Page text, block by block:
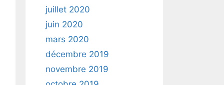
juillet 2020
juin 2020
mars 2020
décembre 2019
novembre 2019